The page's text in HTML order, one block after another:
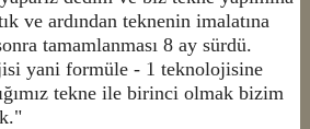
ve ardından teknenin imalatına
tamamlanması 8 ay sürdü.
yani formüle - 1 teknolojisine
tekne ile birinci olmak bizim